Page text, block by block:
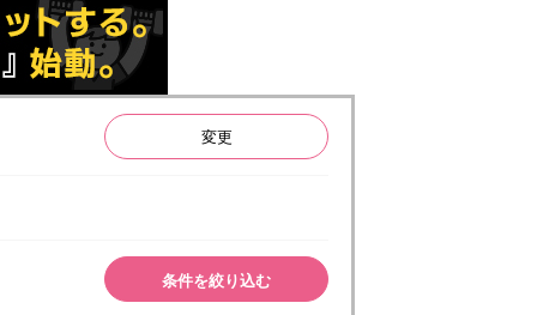
変更
条件を絞り込む